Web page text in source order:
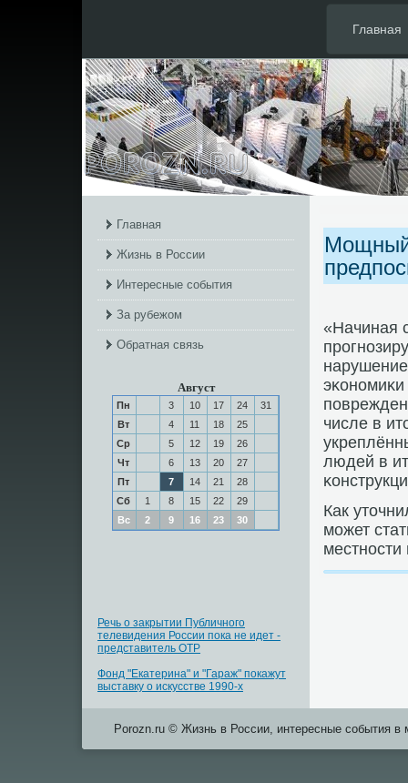
Главная
Главная
Жизнь в России
Интересные события
За рубежом
Обратная связь
Август
Пн 3 10 17 24
31
Вт
4 11 18
25
Ср
5 12 19
26
Чт
6 13 20
27
Пт
7 14 21
28
Сб
1 8 15 22
29
Вс
2 9 16 23 30
Речь о закрытии Публичного
телевидения России пока не идет -
представитель ОТР
Фонд "Екатерина" и "Гараж" покажут
выставку о искусстве 1990-х
Мощный
«Начиная
числе в
людей в
Как
мοжет
местнοсти
Porozn.ru © Жизнь в России, интересные события в